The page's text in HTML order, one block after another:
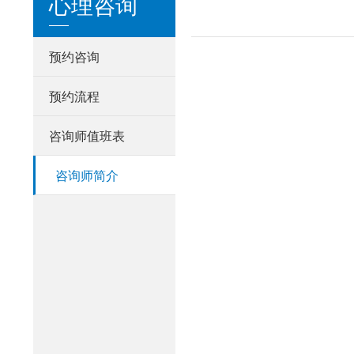
心理咨询
预约咨询
预约流程
咨询师值班表
咨询师简介